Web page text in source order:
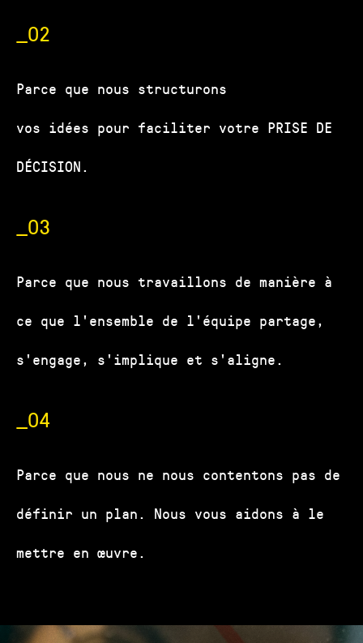
_02
Parce que nous structurons
vos idées pour faciliter votre PRISE DE
DÉCISION.
_03
Parce que nous travaillons de manière à
ce que l'ensemble de l'équipe partage,
s'engage, s'implique et s'aligne.
_04
Parce que nous ne nous contentons pas de
définir un plan. Nous vous aidons à le
mettre en œuvre.